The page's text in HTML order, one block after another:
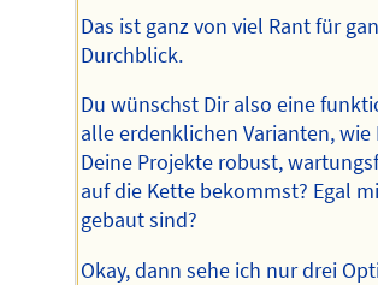
Das ist ganz von viel Rant für
Durchblick.
Du wünschst Dir also eine
alle erdenklichen Varianten, wie
Deine Projekte robust,
auf die Kette bekommst? Egal
gebaut sind?
Okay, dann sehe ich nur drei